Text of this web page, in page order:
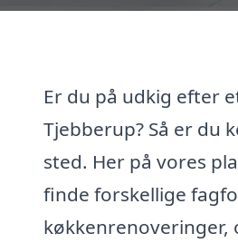
Er du på udkig efter
Tjebberup? Så er du
sted. Her på vores
finde forskellige
køkkenrenoveringer,